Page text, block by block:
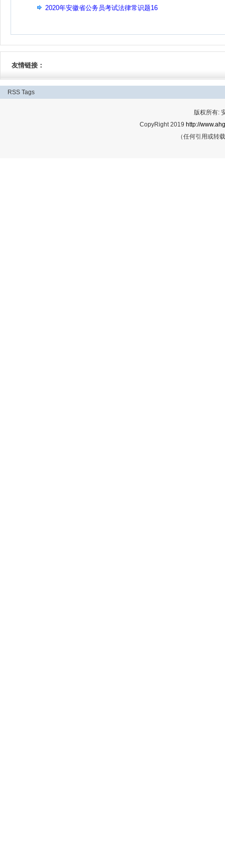
2020年安徽省公务员考试法律常识题16
友情链接：
RSS Tags
版权所有:
CopyRight 2019 http://
（任何引用或转